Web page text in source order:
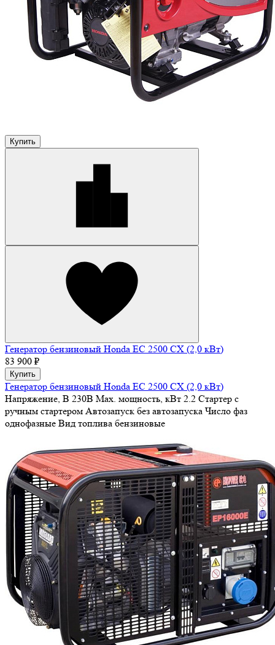
Купить
Генератор бензиновый Honda EС 2500 CX (2,0 кВт)
83 900 ₽
Купить
Генератор бензиновый Honda EС 2500 CX (2,0 кВт)
Напряжение, В 230В Max. мощность, кВт 2.2 Стартер с
ручным стартером Автозапуск без автозапуска Число фаз
однофазные Вид топлива бензиновые